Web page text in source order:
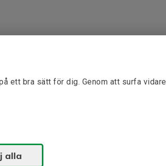
ett bra sätt för dig. Genom att surfa vidare
alla